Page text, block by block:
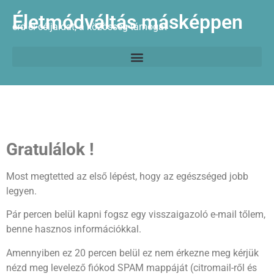
Életmódváltás másképpen
érd el céljaidat, a közösség támogat
Gratulálok !
Most megtetted az első lépést, hogy az egészséged jobb
legyen.
Pár percen belül kapni fogsz egy visszaigazoló e-mail tőlem,
benne hasznos információkkal.
Amennyiben ez 20 percen belül ez nem érkezne meg kérjük
nézd meg levelező fiókod SPAM mappáját (citromail-ről és